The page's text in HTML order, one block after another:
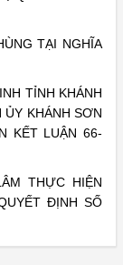
TẠI NGHĨA
TỈNH KHÁNH
KHÁNH SƠN
KẾT LUẬN 66-
THỰC HIỆN
ĐỊNH SỐ